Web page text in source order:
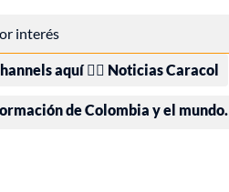
interés
aquí 👉🏻 Noticias Caracol
de Colombia y el mundo.